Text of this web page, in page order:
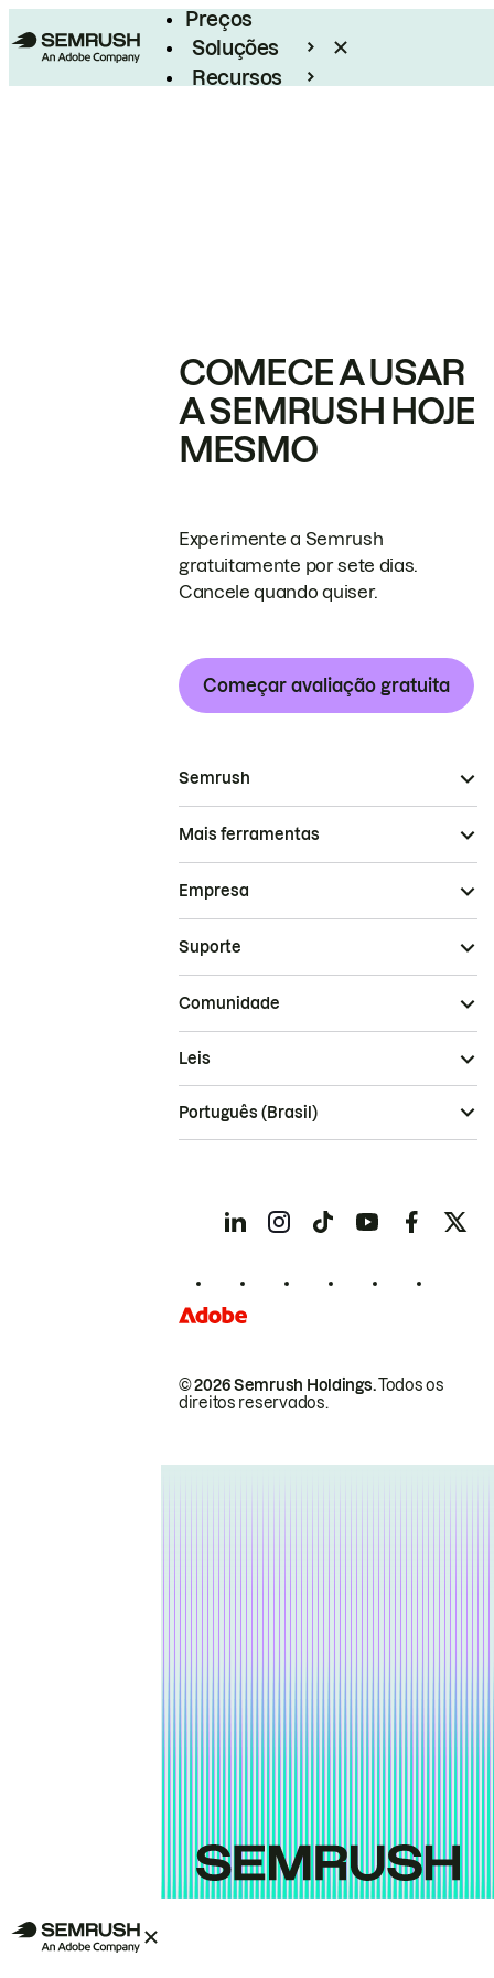
Preços
Soluções
Recursos
COMECE A USAR
A SEMRUSH HOJE
MESMO
Experimente a Semrush
gratuitamente por sete dias.
Cancele quando quiser.
Começar avaliação gratuita
Semrush
Mais ferramentas
Empresa
Suporte
Comunidade
© 2026 Semrush Holdings.Todos os
direitos reservados.
Leis
Português (Brasil)